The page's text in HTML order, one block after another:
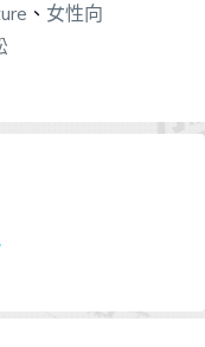
、 女性向